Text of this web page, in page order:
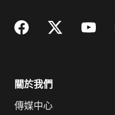
關於我們
傳媒中心